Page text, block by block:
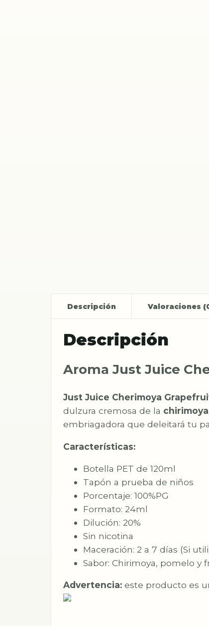
Descripción Valoraciones
Descripción
Aroma Just Juice
Just Juice Cherimoya
dulzura cremosa de la chirimoya
embriagadora que deleitará tu
Características:
Botella PET de 120ml
Tapón a prueba de niños
Porcentaje: 100%PG
Formato: 24ml
Dilución: 20%
Sin nicotina
Maceración: 2 a 7 días (Si
Sabor: Chirimoya, pomelo y
Advertencia: este producto es